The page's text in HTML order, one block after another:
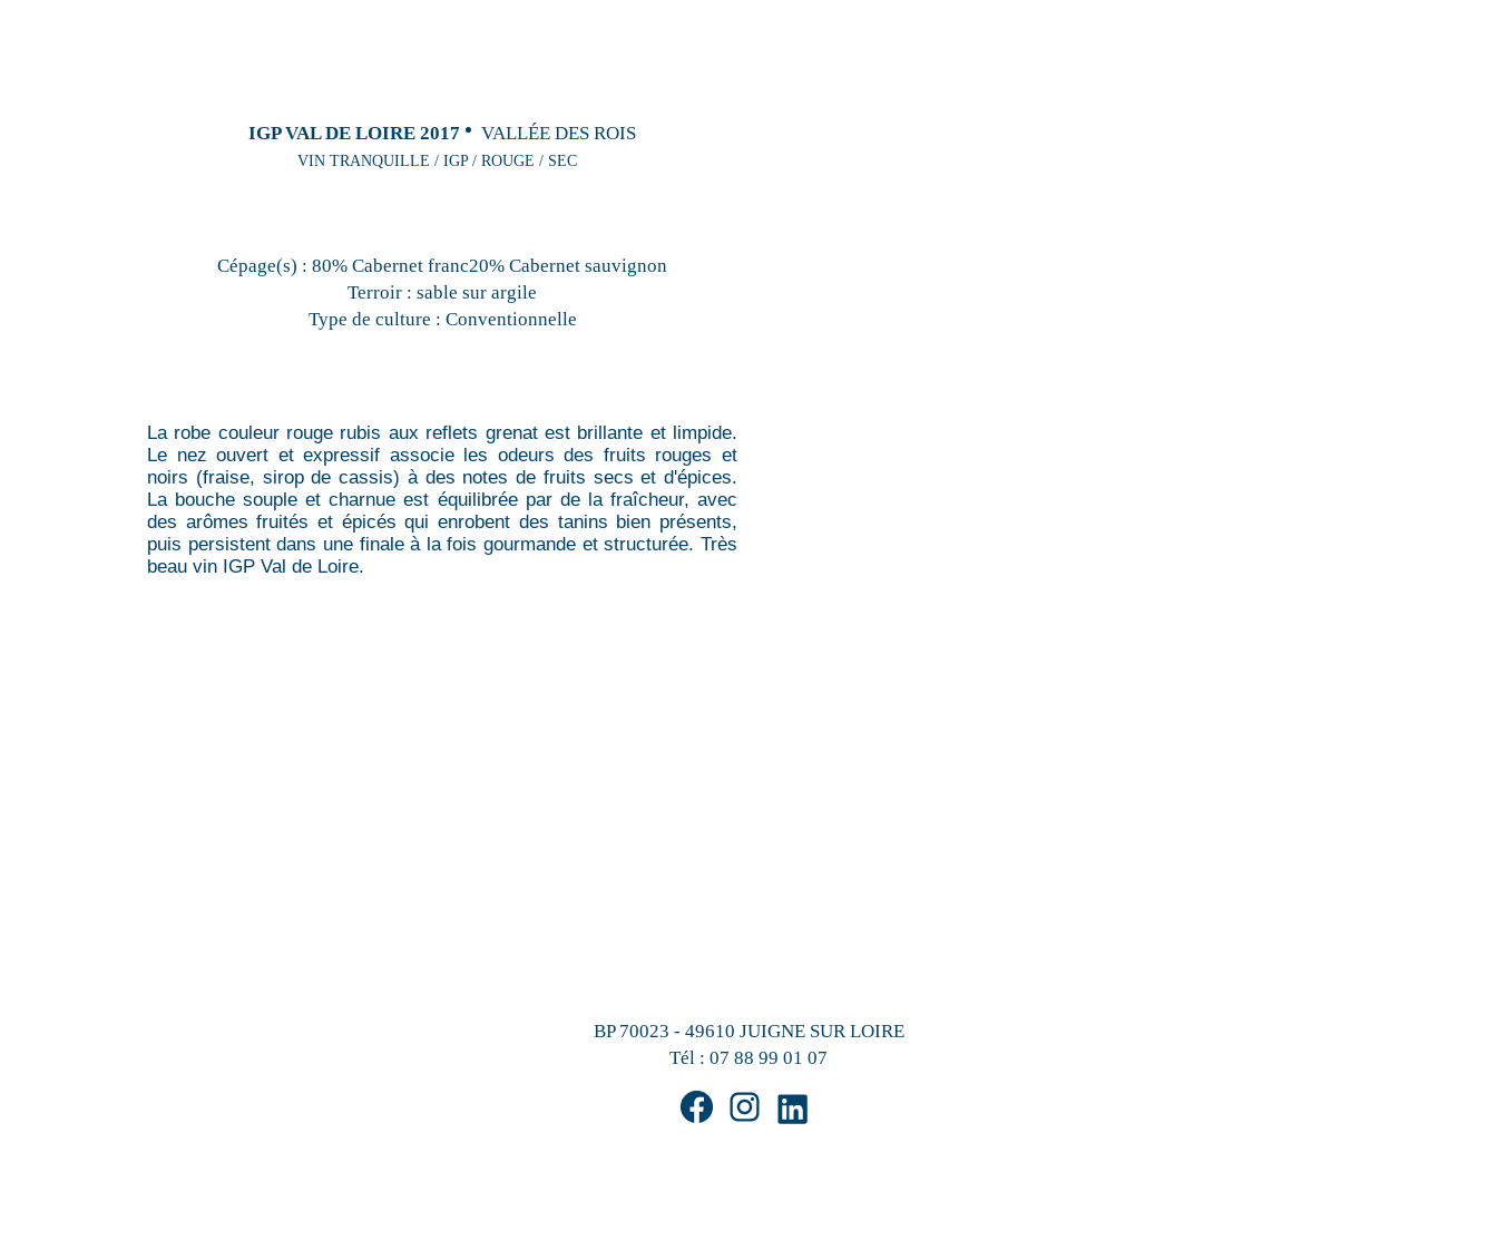
IGP VAL DE LOIRE 2017 VALLÉE DES ROIS
VIN TRANQUILLE / IGP / ROUGE / SEC
Cépage(s) : 80% Cabernet franc20% Cabernet sauvignon
Terroir : sable sur argile
Type de culture : Conventionnelle
La robe couleur rouge rubis aux reflets grenat est brillante et limpide.
Le nez ouvert et expressif associe les odeurs des fruits rouges et
noirs (fraise, sirop de cassis) à des notes de fruits secs et d'épices.
La bouche souple et charnue est équilibrée par de la fraîcheur, avec
des arômes fruités et épicés qui enrobent des tanins bien présents,
puis persistent dans une finale à la fois gourmande et structurée. Très
beau vin IGP Val de Loire.
BP 70023 - 49610 JUIGNE SUR LOIRE
Tél : 07 88 99 01 07